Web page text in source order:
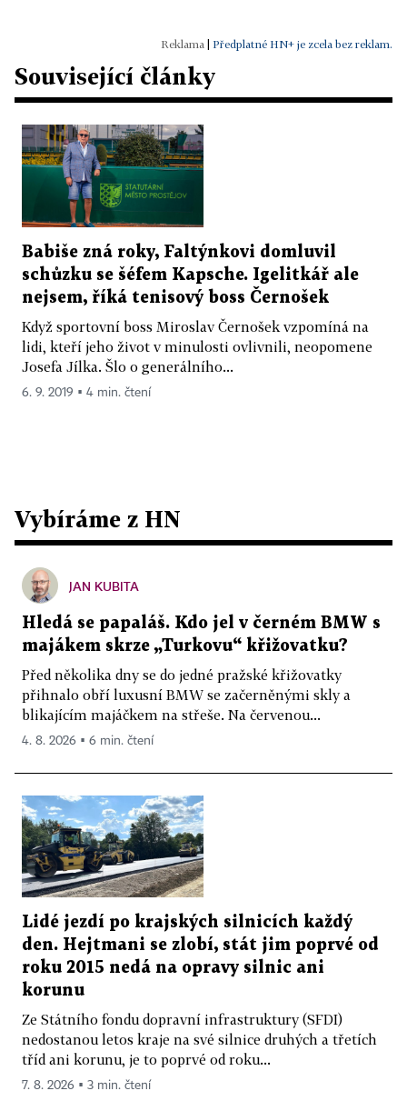
Předplatné HN+ je zcela bez reklam.
Související články
Babiše zná roky, Faltýnkovi domluvil
schůzku se šéfem Kapsche. Igelitkář ale
nejsem, říká tenisový boss Černošek
Když sportovní boss Miroslav Černošek vzpomíná na
lidi, kteří jeho život v minulosti ovlivnili, neopomene
Josefa Jílka. Šlo o generálního...
6. 9. 2019 ▪ 4 min. čtení
Vybíráme z HN
JAN KUBITA
Hledá se papaláš. Kdo jel v černém BMW s
majákem skrze „Turkovu“ křižovatku?
Před několika dny se do jedné pražské křižovatky
přihnalo obří luxusní BMW se začerněnými skly a
blikajícím majáčkem na střeše. Na červenou...
4. 8. 2026 ▪ 6 min. čtení
Lidé jezdí po krajských silnicích každý
den. Hejtmani se zlobí, stát jim poprvé od
roku 2015 nedá na opravy silnic ani
korunu
Ze Státního fondu dopravní infrastruktury (SFDI)
nedostanou letos kraje na své silnice druhých a třetích
tříd ani korunu, je to poprvé od roku...
7. 8. 2026 ▪ 3 min. čtení